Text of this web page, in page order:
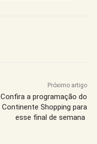
Próximo artigo
Confira a programação do
Continente Shopping para
esse final de semana